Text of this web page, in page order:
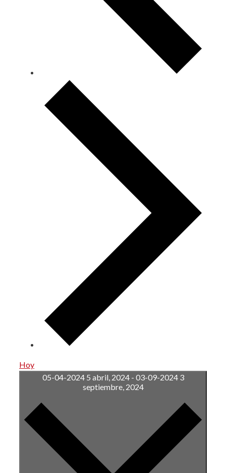
Hoy
05-04-2024 5 abril, 2024 - 03-09-2024 3
septiembre, 2024